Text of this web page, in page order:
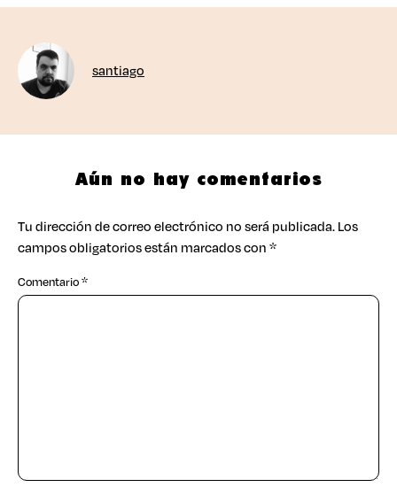
santiago
Aún no hay comentarios
Tu dirección de correo electrónico no será publicada.Los
campos obligatorios están marcados con*
Comentario*